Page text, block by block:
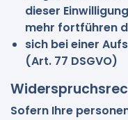
dieser
mehr fortführen
sich bei einer
(Art. 77 DSGVO)
Sofern Ihre